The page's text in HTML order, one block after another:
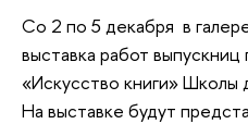
Со 2 по 5 декабря в
выставка работ
«Искусство книги»
На выставке будут